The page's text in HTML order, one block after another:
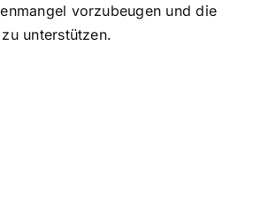
vorzubeugen und die
unterstützen.